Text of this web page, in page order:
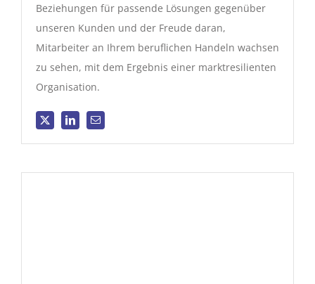
Beziehungen für passende Lösungen gegenüber
unseren Kunden und der Freude daran,
Mitarbeiter an Ihrem beruflichen Handeln wachsen
zu sehen, mit dem Ergebnis einer marktresilienten
Organisation.